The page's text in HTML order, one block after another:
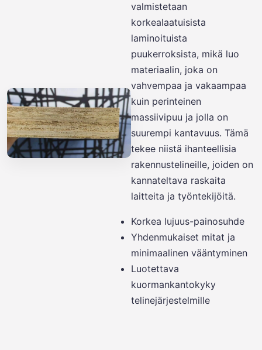
valmistetaan
korkealaatuisista
laminoituista
puukerroksista, mikä luo
materiaalin, joka on
vahvempaa ja vakaampaa
kuin perinteinen
massiivipuu ja jolla on
suurempi kantavuus. Tämä
tekee niistä ihanteellisia
rakennustelineille, joiden on
kannateltava raskaita
laitteita ja työntekijöitä.
Korkea lujuus-painosuhde
Yhdenmukaiset mitat ja
minimaalinen vääntyminen
Luotettava
kuormankantokyky
telinejärjestelmille